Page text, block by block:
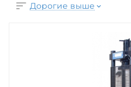
Дорогие выше